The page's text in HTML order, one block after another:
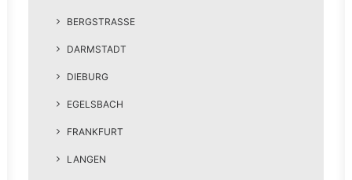
BERGSTRASSE
DARMSTADT
DIEBURG
EGELSBACH
FRANKFURT
LANGEN